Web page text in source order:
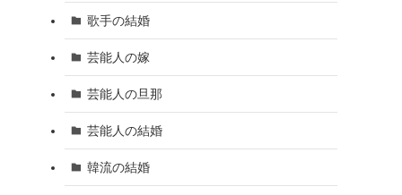
歌手の結婚
芸能人の嫁
芸能人の旦那
芸能人の結婚
韓流の結婚